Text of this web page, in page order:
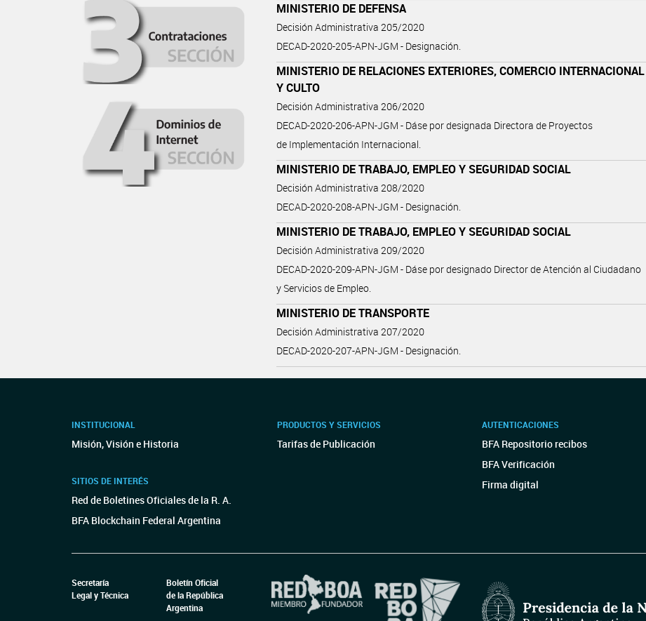
MINISTERIO DE DEFENSA
Decisión Administrativa 205/2020
DECAD-2020-205-APN-JGM - Designación.
MINISTERIO DE RELACIONES EXTERIORES, COMERCIO INTERNACIONAL
Y CULTO
Decisión Administrativa 206/2020
DECAD-2020-206-APN-JGM - Dáse por designada Directora de Proyectos
de Implementación Internacional.
MINISTERIO DE TRABAJO, EMPLEO Y SEGURIDAD SOCIAL
Decisión Administrativa 208/2020
DECAD-2020-208-APN-JGM - Designación.
MINISTERIO DE TRABAJO, EMPLEO Y SEGURIDAD SOCIAL
Decisión Administrativa 209/2020
DECAD-2020-209-APN-JGM - Dáse por designado Director de Atención al Ciudadano
y Servicios de Empleo.
MINISTERIO DE TRANSPORTE
Decisión Administrativa 207/2020
DECAD-2020-207-APN-JGM - Designación.
INSTITUCIONAL
Misión, Visión e Historia
SITIOS DE INTERÉS
Red de Boletines Oficiales de la R. A.
BFA Blockchain Federal Argentina
PRODUCTOS Y SERVICIOS
Tarifas de Publicación
AUTENTICACIONES
BFA Repositorio recibos
BFA Verificación
Firma digital
Secretaría
Legal y Técnica
Boletín Oficial
de la República
Argentina